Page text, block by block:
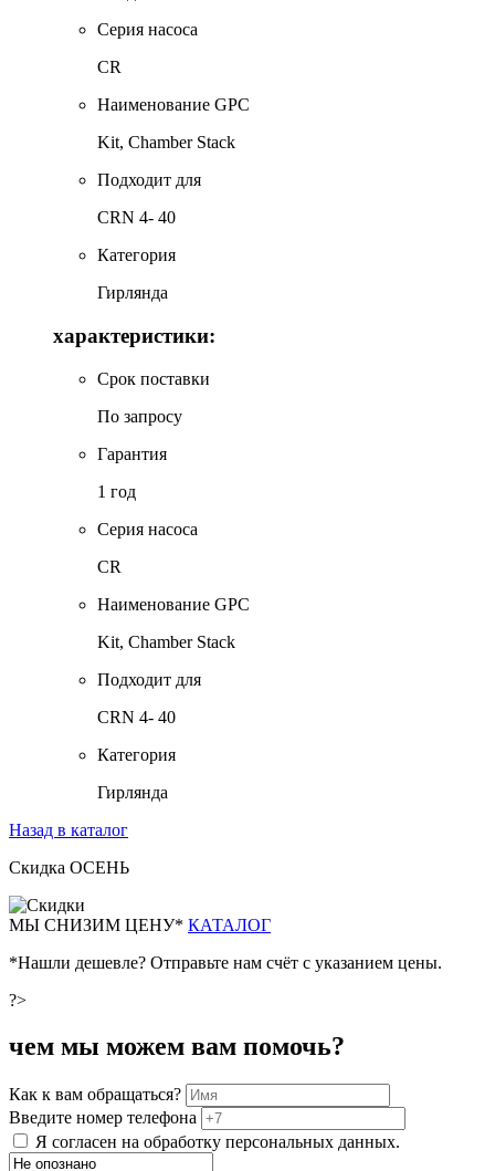
Серия насоса
CR
Наименование GPC
Kit, Chamber Stack
Подходит для
CRN 4- 40
Категория
Гирлянда
характеристики:
Срок поставки
По запросу
Гарантия
1 год
Серия насоса
CR
Наименование GPC
Kit, Chamber Stack
Подходит для
CRN 4- 40
Категория
Гирлянда
Назад в каталог
Скидка ОСЕНЬ
МЫ СНИЗИМ ЦЕНУ* КАТАЛОГ
*Нашли дешевле? Отправьте нам счёт с указанием цены.
?>
чем мы можем вам помочь?
Как к вам обращаться?
Введите номер телефона
Я согласен на обработку персональных данных.